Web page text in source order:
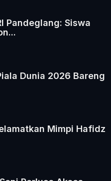
Pandeglang: Siswa
Dunia 2026 Bareng
Mimpi Hafidz